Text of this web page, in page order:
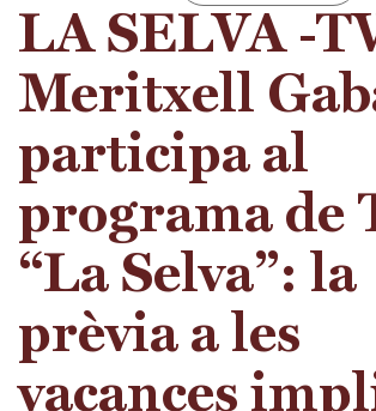
LA SELVA -
Meritxell
participa al
programa de
“La Selva”: la
prèvia a les
vacances